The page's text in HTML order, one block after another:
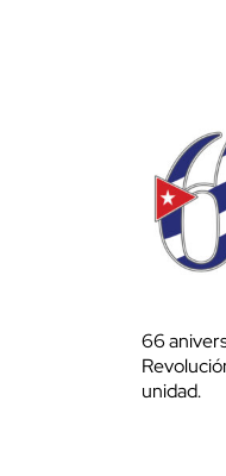
66
unidad.